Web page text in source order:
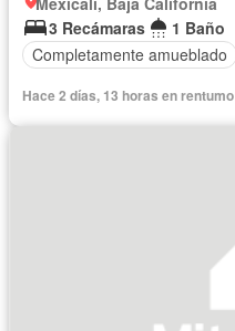
3 Recámaras
1 Baño
Completamente amueblado
Hace 2 días, 13 horas en rentumo